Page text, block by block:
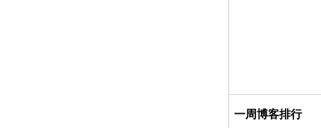
一周博客排行